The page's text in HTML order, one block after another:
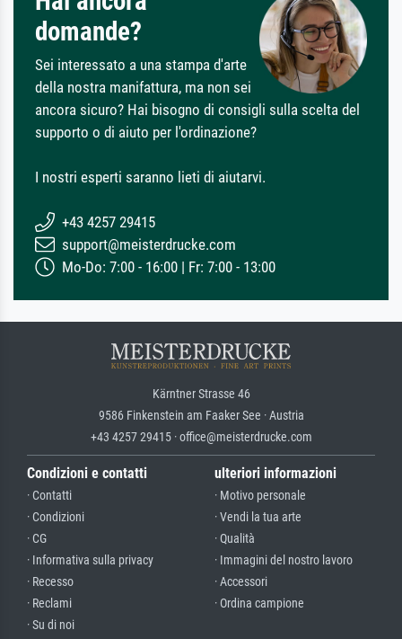
domande?
Sei interessato a una stampa d'arte
della nostra manifattura, ma non sei
ancora sicuro? Hai bisogno di consigli sulla scelta del
supporto o di aiuto per l'ordinazione?
I nostri esperti saranno lieti di aiutarvi.
+43 4257 29415
support@meisterdrucke.com
Mo-Do: 7:00 - 16:00 | Fr: 7:00 - 13:00
Kärntner Strasse 46
9586 Finkenstein am Faaker See · Austria
+43 4257 29415 · office@meisterdrucke.com
Condizioni e contatti
· Contatti
· Condizioni
· CG
· Informativa sulla privacy
· Recesso
· Reclami
· Su di noi
ulteriori informazioni
· Motivo personale
· Vendi la tua arte
· Qualità
· Immagini del nostro lavoro
· Accessori
· Ordina campione